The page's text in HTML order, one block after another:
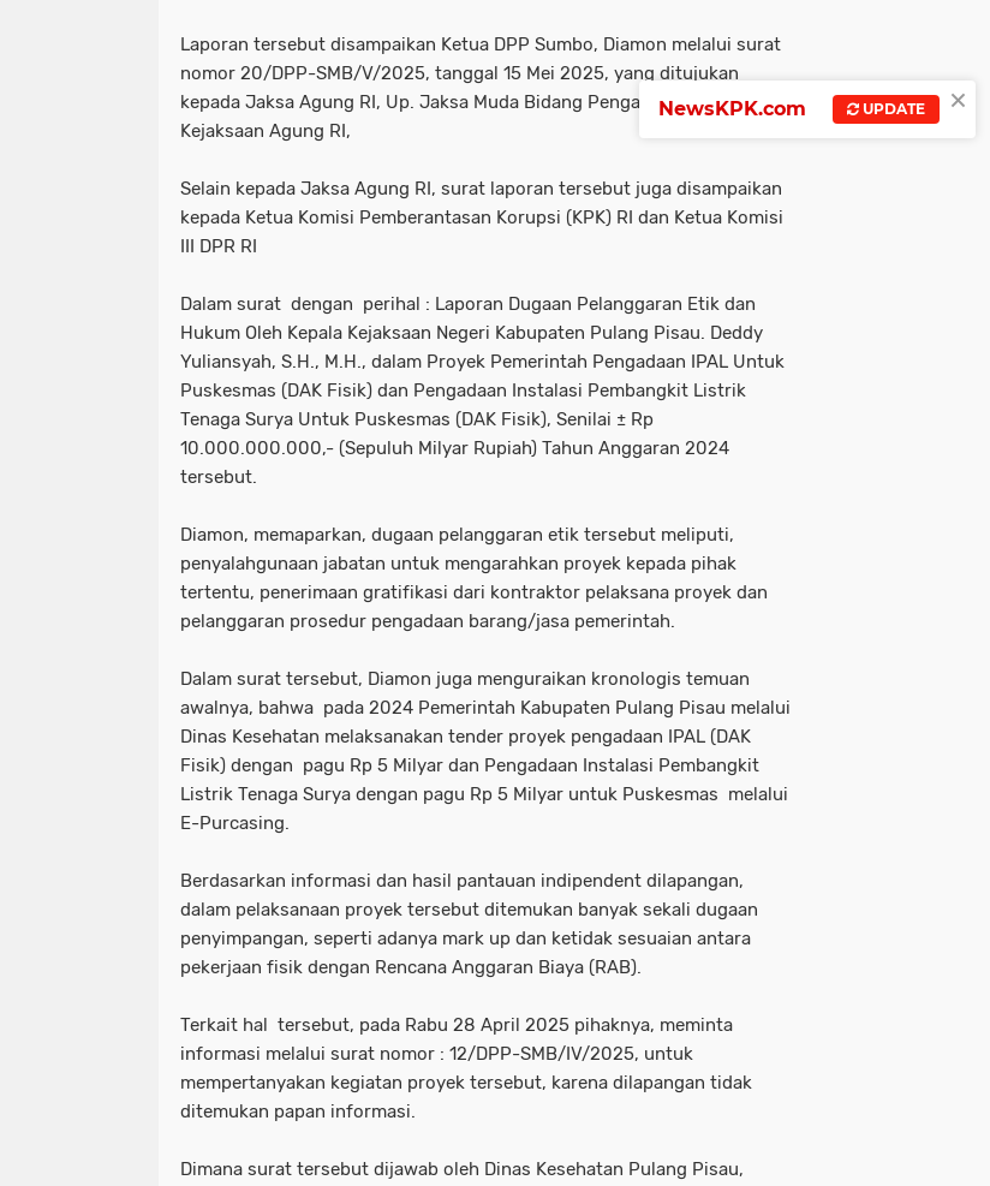
Laporan tersebut disampaikan Ketua DPP Sumbo, Diamon melalui surat
nomor 20/DPP-SMB/V/2025, tanggal 15 Mei 2025, yang ditujukan
kepada Jaksa Agung RI, Up. Jaksa Muda Bidang Pengawasan (JAMWAS)
Kejaksaan Agung RI,
Selain kepada Jaksa Agung RI, surat laporan tersebut juga disampaikan
kepada Ketua Komisi Pemberantasan Korupsi (KPK) RI dan Ketua Komisi
III DPR RI
Dalam surat dengan perihal : Laporan Dugaan Pelanggaran Etik dan
Hukum Oleh Kepala Kejaksaan Negeri Kabupaten Pulang Pisau. Deddy
Yuliansyah, S.H., M.H., dalam Proyek Pemerintah Pengadaan IPAL Untuk
Puskesmas (DAK Fisik) dan Pengadaan Instalasi Pembangkit Listrik
Tenaga Surya Untuk Puskesmas (DAK Fisik), Senilai ± Rp
10.000.000.000,- (Sepuluh Milyar Rupiah) Tahun Anggaran 2024
tersebut.
Diamon, memaparkan, dugaan pelanggaran etik tersebut meliputi,
penyalahgunaan jabatan untuk mengarahkan proyek kepada pihak
tertentu, penerimaan gratifikasi dari kontraktor pelaksana proyek dan
pelanggaran prosedur pengadaan barang/jasa pemerintah.
Dalam surat tersebut, Diamon juga menguraikan kronologis temuan
awalnya, bahwa pada 2024 Pemerintah Kabupaten Pulang Pisau melalui
Dinas Kesehatan melaksanakan tender proyek pengadaan IPAL (DAK
Fisik) dengan pagu Rp 5 Milyar dan Pengadaan Instalasi Pembangkit
Listrik Tenaga Surya dengan pagu Rp 5 Milyar untuk Puskesmas melalui
E-Purcasing.
Berdasarkan informasi dan hasil pantauan indipendent dilapangan,
dalam pelaksanaan proyek tersebut ditemukan banyak sekali dugaan
penyimpangan, seperti adanya mark up dan ketidak sesuaian antara
pekerjaan fisik dengan Rencana Anggaran Biaya (RAB).
Terkait hal tersebut, pada Rabu 28 April 2025 pihaknya, meminta
informasi melalui surat nomor : 12/DPP-SMB/IV/2025, untuk
mempertanyakan kegiatan proyek tersebut, karena dilapangan tidak
ditemukan papan informasi.
Dimana surat tersebut dijawab oleh Dinas Kesehatan Pulang Pisau,
×
NewsKPK.com UPDATE